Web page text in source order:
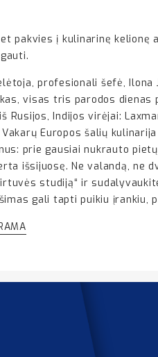
pakvies į kulinarinę kelionę
profesionali šefė,
visas tris parodos
Rusijos, Indijos virėjai:
Europos šalių
prie gausiai nukrauto
išsijuosę. Ne valandą, ne
studiją“ ir
gali tapti puikiu įrankiu,